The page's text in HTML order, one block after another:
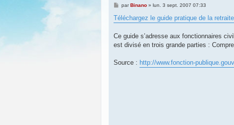
M
s
s
g
e
parBinano» lun. 3 sept. 2007 07:33
Téléchargez le guide pratique de la
Ce guide s’adresse aux fonctionnaires
est divisé en trois grande parties :
Source : http://www.fonction-